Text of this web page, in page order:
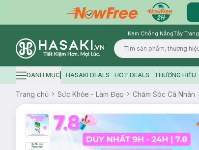
Kem Chống NắngTẩy Trang
Logo
Hamburger icon
DANH MỤC HASAKI DEALS HOT DEALS THƯƠNG HIỆU
Trang chủ Sức Khỏe - Làm Đẹp Chăm Sóc Cá Nhân